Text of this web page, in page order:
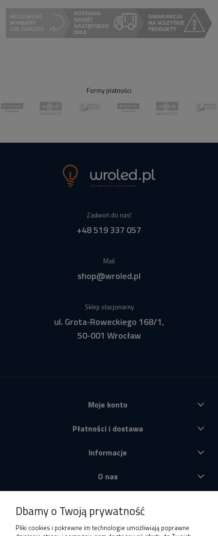
Formy płatności
Zadwoń do nas!
+48 519 337 057
Mail
shop@wroled.pl
Sklep stacjonarny
ul. Grota-Roweckiego 168/1,
50-001 Wrocław
Moje konto
Płatności i dostawa
Informacje
O nas
Dbamy o Twoją prywatność
Pliki cookies i pokrewne im technologie umożliwiają poprawne